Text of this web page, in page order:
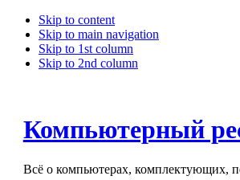
Skip to content
Skip to main navigation
Skip to 1st column
Skip to 2nd column
Компьютерный
Всё о компьютерах, комплектующих,